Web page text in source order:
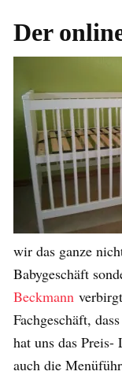
Der
wir das ganze
Babygeschäft
Beckmann
Fachgeschäft,
hat uns das Preis-
auch die